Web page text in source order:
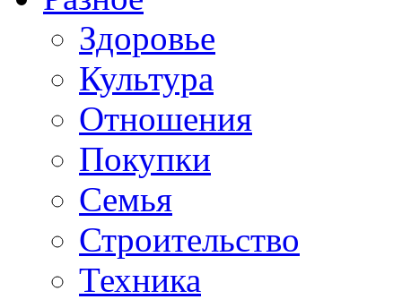
Здоровье
Культура
Отношения
Покупки
Семья
Строительство
Техника